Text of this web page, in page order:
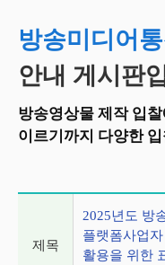
방송미디어
안내 게시판
방송영상물 제작 입
이르기까지 다양한
제목
2025년도 방
플랫폼사업
활용을 위한